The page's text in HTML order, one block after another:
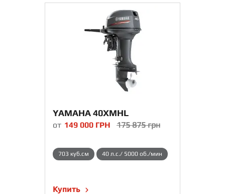
YAMAHA 40XMHL
от 149 000 ГРН 175 875грн
703 куб.см 40 л.с./ 5000 об./мин
Купить